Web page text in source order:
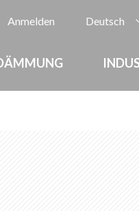
Anmelden
Deutsch